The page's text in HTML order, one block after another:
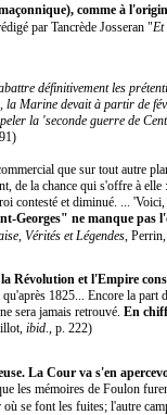
comme à
par Tancrède Josseran "
définitivement les
Marine devait à partir de
la 'seconde guerre de
que sur tout autre
de la chance qui s'offre à
contesté et diminué. ...
Georges" ne manque pas
Vérités et Légendes ,
la Révolution et l'Empire
1825... Encore la
sera jamais retrouvé.En
ibid ., p. 222)
La Cour va s'en
les mémoires de Foulon
où se font les fuites; l'autre